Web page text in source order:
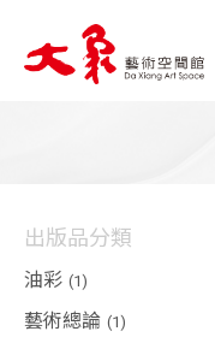
關
出版品分類
油彩 (1)
藝術總論 (1)